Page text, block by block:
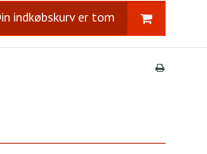
indkøbskurv er tom